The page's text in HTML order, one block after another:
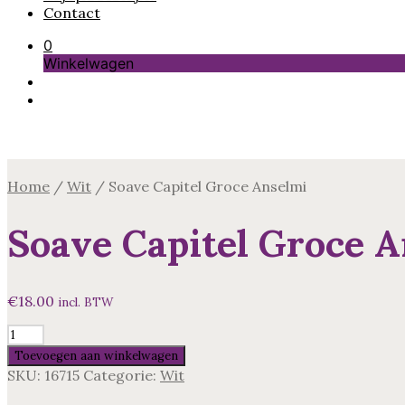
Contact
0
Winkelwagen
Home / Wit / Soave Capitel Groce Anselmi
Soave Capitel Groce
€18.00 incl. BTW
Soave
Capitel
Groce
Anselmi
Toevoegen aan winkelwagen
SKU: 16715 Categorie: Wit